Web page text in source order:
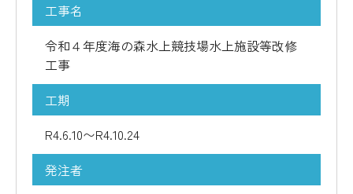
工事名
令和４年度海の森水上競技場水上施設等改修
工事
工期
R4.6.10〜R4.10.24
発注者